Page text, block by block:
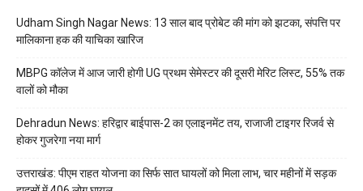
Udham Singh Nagar News: 13 साल बाद प्रोबेट की मांग को झटका, संपत्ति पर
मालिकाना हक की याचिका खारिज
MBPG कॉलेज में आज जारी होगी UG प्रथम सेमेस्टर की दूसरी मेरिट लिस्ट, 55% तक
वालों को मौका
Dehradun News: हरिद्वार बाईपास-2 का एलाइनमेंट तय, राजाजी टाइगर रिजर्व से
होकर गुजरेगा नया मार्ग
उत्तराखंड: पीएम राहत योजना का सिर्फ सात घायलों को मिला लाभ, चार महीनों में सड़क